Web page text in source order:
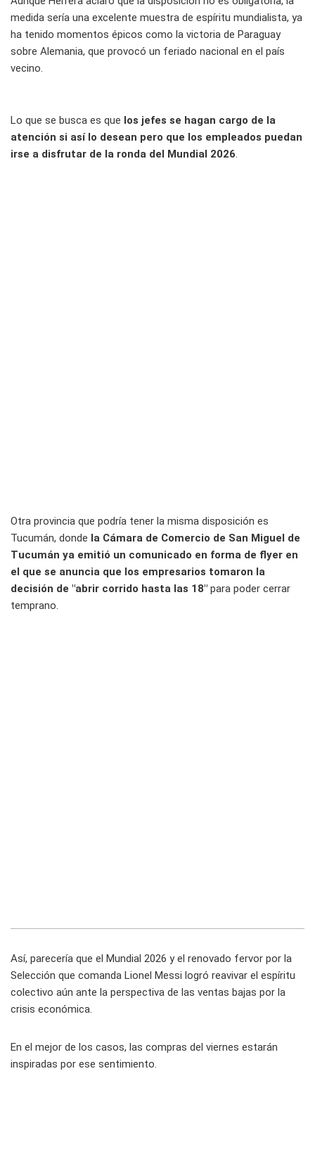
medida sería una excelente muestra de espíritu mundialista, ya
ha tenido momentos épicos como la victoria de Paraguay
sobre Alemania, que provocó un feriado nacional en el país
vecino.
Lo que se busca es que los jefes se hagan cargo de la
atención si así lo desean pero que los empleados puedan
irse a disfrutar de la ronda del Mundial 2026.
Otra provincia que podría tener la misma disposición es
Tucumán, donde la Cámara de Comercio de San Miguel de
Tucumán ya emitió un comunicado en forma de flyer en
el que se anuncia que los empresarios tomaron la
decisión de "abrir corrido hasta las 18" para poder cerrar
temprano.
Así, parecería que el Mundial 2026 y el renovado fervor por la
Selección que comanda Lionel Messi logró reavivar el espíritu
colectivo aún ante la perspectiva de las ventas bajas por la
crisis económica.
En el mejor de los casos, las compras del viernes estarán
inspiradas por ese sentimiento.